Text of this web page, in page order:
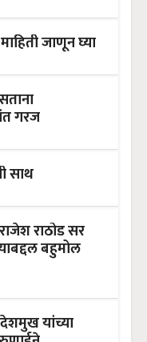
जाणून घ्या
गरज
साथ
राठोड सर
बहुमोल
यांच्या